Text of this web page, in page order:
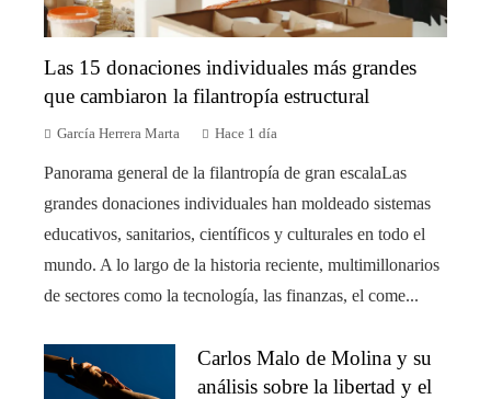
Las 15 donaciones individuales más grandes
que cambiaron la filantropía estructural
García Herrera Marta Hace 1 día
Panorama general de la filantropía de gran escalaLas
grandes donaciones individuales han moldeado sistemas
educativos, sanitarios, científicos y culturales en todo el
mundo. A lo largo de la historia reciente, multimillonarios
de sectores como la tecnología, las finanzas, el come...
Carlos Malo de Molina y su
análisis sobre la libertad y el